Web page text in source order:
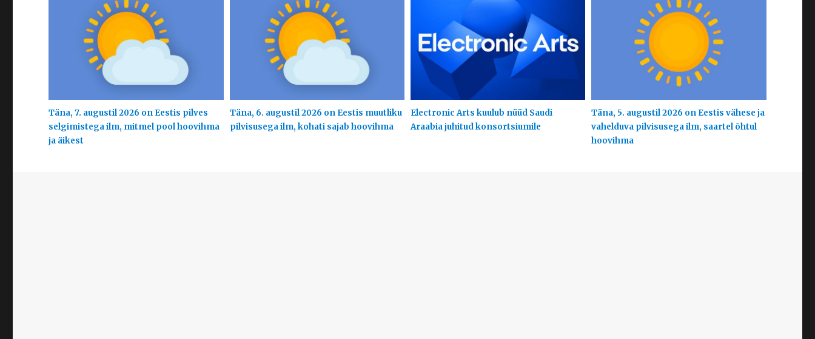
Täna, 7. augustil 2026 on Eestis pilves
selgimistega ilm, mitmel pool hoovihma
ja äikest
Täna, 6. augustil 2026 on Eestis muutliku
pilvisusega ilm, kohati sajab hoovihma
Electronic Arts kuulub nüüd Saudi
Araabia juhitud konsortsiumile
Täna, 5. augustil 2026 on Eestis vähese ja
vahelduva pilvisusega ilm, saartel õhtul
hoovihma